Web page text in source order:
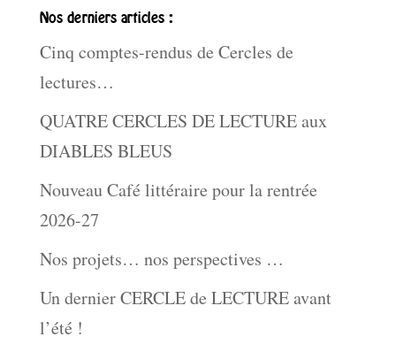
Nos derniers articles :
Cinq comptes-rendus de Cercles de
lectures…
QUATRE CERCLES DE LECTURE aux
DIABLES BLEUS
Nouveau Café littéraire pour la rentrée
2026-27
Nos projets… nos perspectives …
Un dernier CERCLE de LECTURE avant
l’été !